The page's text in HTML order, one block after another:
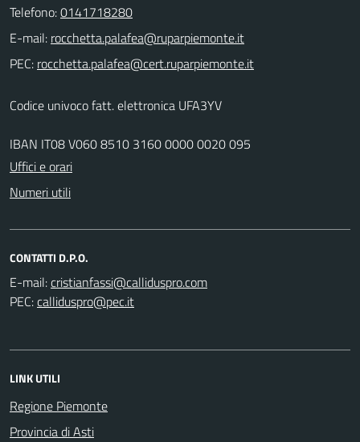
Telefono:0141718280
E-mail:
PEC:
Codice univoco fatt. elettronica UFA3YV
IBAN IT08 V060 8510 3160 0000 0020 095
Uffici e orari
Numeri utili
CONTATTI D.P.O.
E-mail:
PEC:
LINK UTILI
Regione Piemonte
Provincia di Asti